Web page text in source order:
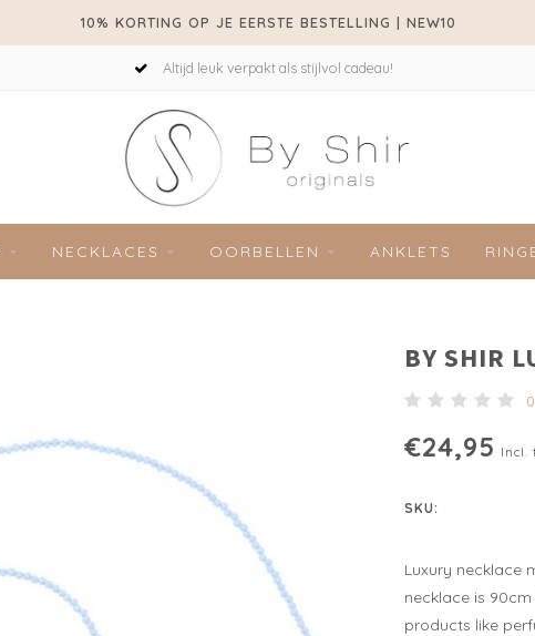
10% KORTING OP JE EERSTE BESTELLING | NEW10
Altijd leuk verpakt als stijlvol cadeau!
NECKLACES OORBELLEN ANKLETS
BY SHIR
€24,95 Incl.
SKU:
Luxury necklace
necklace is
products like